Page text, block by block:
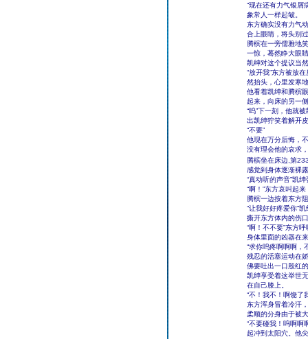
“现在还有力气银屑
象常人一样起皱。
东方确实没有力气
合上眼睛，将头别
腾槟在一旁儒雅地
一惊，蓦然睁大眼
凯绅对这个提议当
“放开我”东方被放
然抬头，心里发寒
他看着凯绅和腾槟
起来，向床的另一
“呜”下一刻，他就
出凯绅狞笑着解开
“不要”
他现在万分后悔，
没有理会他的哀求
腾槟坐在床边,第
感觉到身体逐渐裸
“真动听的声音”凯
“啊！”东方哀叫起
腾槟一边按着东方
“让我好好疼爱你”
撕开东方体内的伤
“啊！不不要”东方
身体里面的凶器在
“求你呜疼啊啊啊，
残忍的活塞运动在
佛要吐出一口殷红
凯绅享受着这举世
在自己膝上。
“不！我不！啊饶了
东方浑身冒着冷汗
柔顺的分身由于被
“不要碰我！呜啊啊
起冲到太阳穴。他